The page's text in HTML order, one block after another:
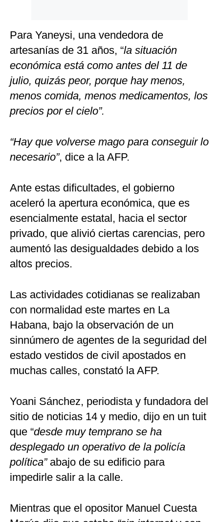
Para Yaneysi, una vendedora de
artesanías de 31 años, “la situación
económica está como antes del 11 de
julio, quizás peor, porque hay menos,
menos comida, menos medicamentos, los
precios por el cielo”.
“Hay que volverse mago para conseguir lo
necesario”, dice a la AFP.
Ante estas dificultades, el gobierno
aceleró la apertura económica, que es
esencialmente estatal, hacia el sector
privado, que alivió ciertas carencias, pero
aumentó las desigualdades debido a los
altos precios.
Las actividades cotidianas se realizaban
con normalidad este martes en La
Habana, bajo la observación de un
sinnúmero de agentes de la seguridad del
estado vestidos de civil apostados en
muchas calles, constató la AFP.
Yoani Sánchez, periodista y fundadora del
sitio de noticias 14 y medio, dijo en un tuit
que “desde muy temprano se ha
desplegado un operativo de la policía
política” abajo de su edificio para
impedirle salir a la calle.
Mientras que el opositor Manuel Cuesta